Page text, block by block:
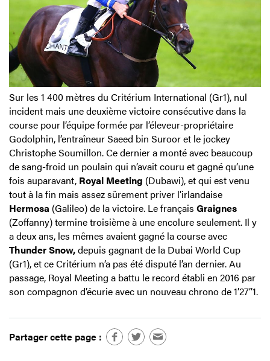
Sur les 1 400 mètres du Critérium International (Gr1), nul
incident mais une deuxième victoire consécutive dans la
course pour l’équipe formée par l’éleveur-propriétaire
Godolphin, l’entraîneur Saeed bin Suroor et le jockey
Christophe Soumillon. Ce dernier a monté avec beaucoup
de sang-froid un poulain qui n’avait couru et gagné qu’une
fois auparavant, Royal Meeting (Dubawi), et qui est venu
tout à la fin mais assez sûrement priver l’irlandaise
Hermosa (Galileo) de la victoire. Le français Graignes
(Zoffanny) termine troisième à une encolure seulement. Il y
a deux ans, les mêmes avaient gagné la course avec
Thunder Snow,depuis gagnant de la Dubai World Cup
(Gr1), et ce Critérium n’a pas été disputé l’an dernier. Au
passage, Royal Meeting a battu le record établi en 2016 par
son compagnon d’écurie avec un nouveau chrono de 1’27’’1.
Partager cette page :